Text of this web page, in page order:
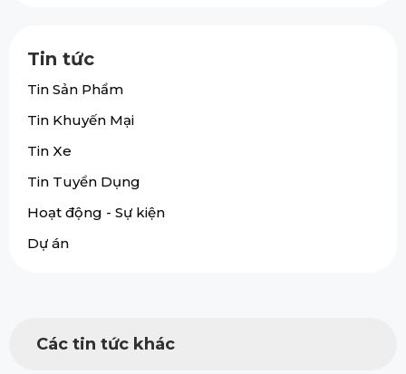
Tin tức
Tin Sản Phẩm
Tin Khuyến Mại
Tin Xe
Tin Tuyển Dụng
Hoạt động - Sự kiện
Dự án
Các tin tức khác